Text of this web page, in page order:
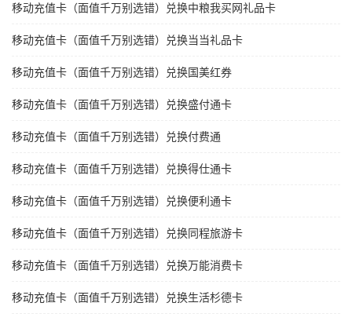
移动充值卡（面值千万别选错）兑换中粮我买网礼品卡
移动充值卡（面值千万别选错）兑换当当礼品卡
移动充值卡（面值千万别选错）兑换国美红券
移动充值卡（面值千万别选错）兑换盛付通卡
移动充值卡（面值千万别选错）兑换付费通
移动充值卡（面值千万别选错）兑换得仕通卡
移动充值卡（面值千万别选错）兑换便利通卡
移动充值卡（面值千万别选错）兑换同程旅游卡
移动充值卡（面值千万别选错）兑换万能消费卡
移动充值卡（面值千万别选错）兑换生活杉德卡